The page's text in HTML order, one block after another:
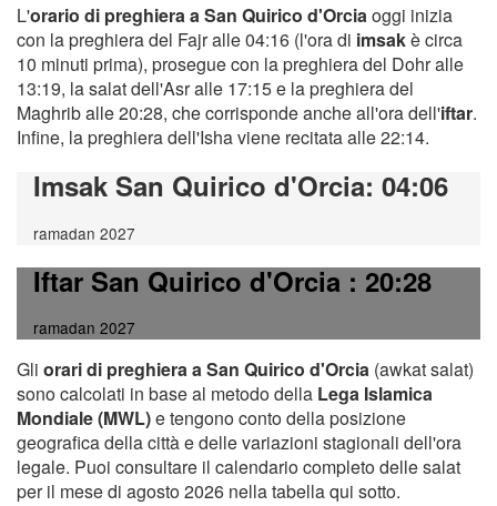
L'orario di preghiera a San Quirico d'Orciaoggi inizia
con la preghiera del Fajr alle 04:16 (l'ora di imsakè circa
10 minuti prima), prosegue con la preghiera del Dohr alle
13:19, la salat dell'Asr alle 17:15 e la preghiera del
Maghrib alle 20:28, che corrisponde anche all'ora dell'iftar.
Infine, la preghiera dell'Isha viene recitata alle 22:14.
Imsak San Quirico d'Orcia: 04:06
ramadan 2027
Iftar San Quirico d'Orcia: 20:28
ramadan 2027
Gli orari di preghiera a San Quirico d'Orcia (awkat salat)
sono calcolati in base al metodo della Lega Islamica
Mondiale (MWL)e tengono conto della posizione
geografica della città e delle variazioni stagionali dell'ora
legale. Puoi consultare il calendario completo delle salat
per il mese di agosto 2026 nella tabella qui sotto.